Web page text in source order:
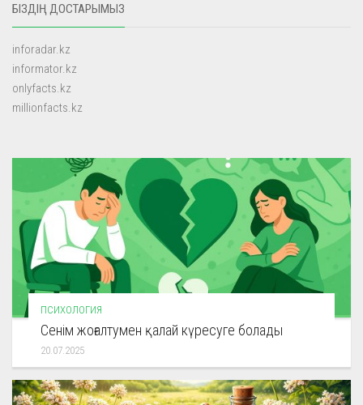
БІЗДІҢ ДОСТАРЫМЫЗ
inforadar.kz
informator.kz
onlyfacts.kz
millionfacts.kz
ПСИХОЛОГИЯ
Сенім жоғалтумен қалай күресуге болады
20.07.2025